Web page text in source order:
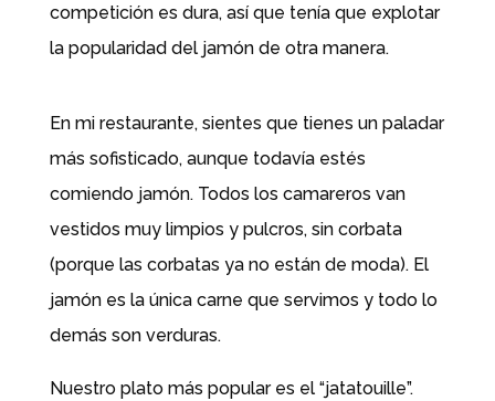
competición es dura, así que tenía que explotar
la popularidad del jamón de otra manera.
En mi restaurante, sientes que tienes un paladar
más sofisticado, aunque todavía estés
comiendo jamón. Todos los camareros van
vestidos muy limpios y pulcros, sin corbata
(porque las corbatas ya no están de moda). El
jamón es la única carne que servimos y todo lo
demás son verduras.
Nuestro plato más popular es el “jatatouille”.